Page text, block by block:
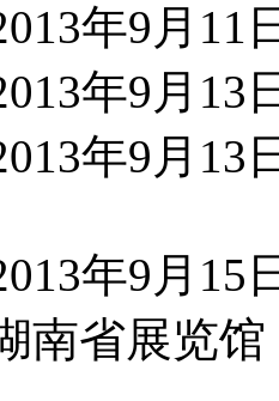
年9月11
年9月13
年9月
年9月15
南省展览